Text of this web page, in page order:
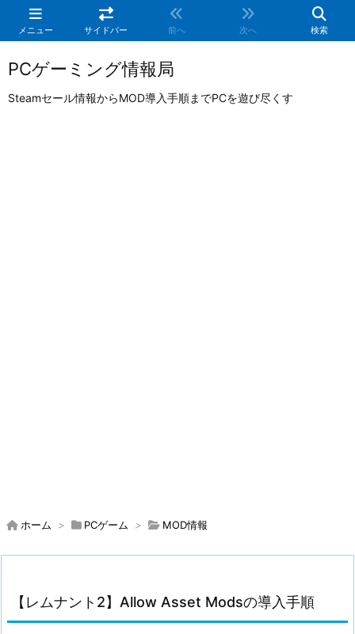
メニュー サイドバー 前へ 次へ 検索
PCゲーミング情報局
Steamセール情報からMOD導入手順までPCを遊び尽くす
ホーム > PCゲーム > MOD情報
【レムナント2】Allow Asset Modsの導入手順